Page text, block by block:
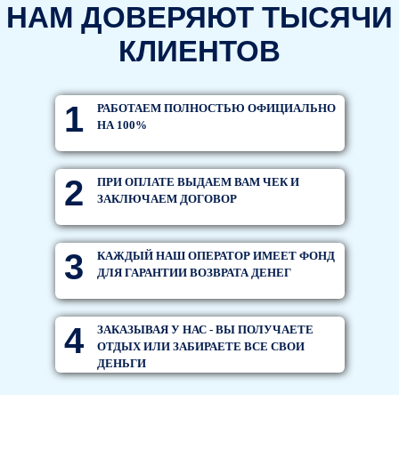
НАМ ДОВЕРЯЮТ ТЫСЯЧИ
КЛИЕНТОВ
1
РАБОТАЕМ ПОЛНОСТЬЮ ОФИЦИАЛЬНО
НА 100%
2
ПРИ ОПЛАТЕ ВЫДАЕМ ВАМ ЧЕК И
ЗАКЛЮЧАЕМ ДОГОВОР
3
КАЖДЫЙ НАШ ОПЕРАТОР ИМЕЕТ ФОНД
ДЛЯ ГАРАНТИИ ВОЗВРАТА ДЕНЕГ
4
ЗАКАЗЫВАЯ У НАС - ВЫ ПОЛУЧАЕТЕ
ОТДЫХ ИЛИ ЗАБИРАЕТЕ ВСЕ СВОИ
ДЕНЬГИ